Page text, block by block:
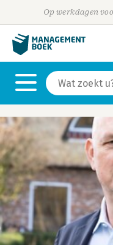
Op werkdagen